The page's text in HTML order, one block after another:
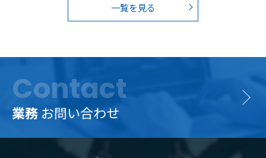
一覧を見る
Contact
業務 お問い合わせ